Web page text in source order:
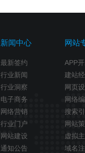
新闻中心
最新签约
行业新闻
行业洞察
电子商务
网络营销
行业门户
网站建设
通知公告
网站
APP
建站
网页
网络
搜索
网站
虚拟
域名